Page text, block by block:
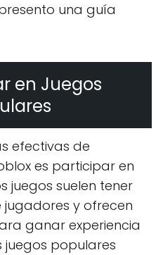
una guía
en Juegos
efectivas de
es participar en
juegos suelen tener
y ofrecen
ganar experiencia
juegos populares